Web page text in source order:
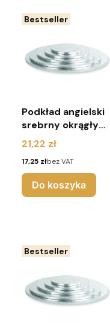
Bestseller
Podkład angielski
srebrny okrągły
r.36
Cena
21,22 zł
Cena
17,25 złbez VAT
Do koszyka
Bestseller